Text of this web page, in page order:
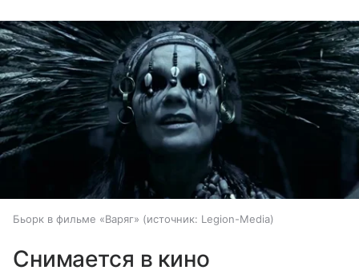
Бьорк в фильме «Варяг» источник: Legion-Media
Снимается в кино